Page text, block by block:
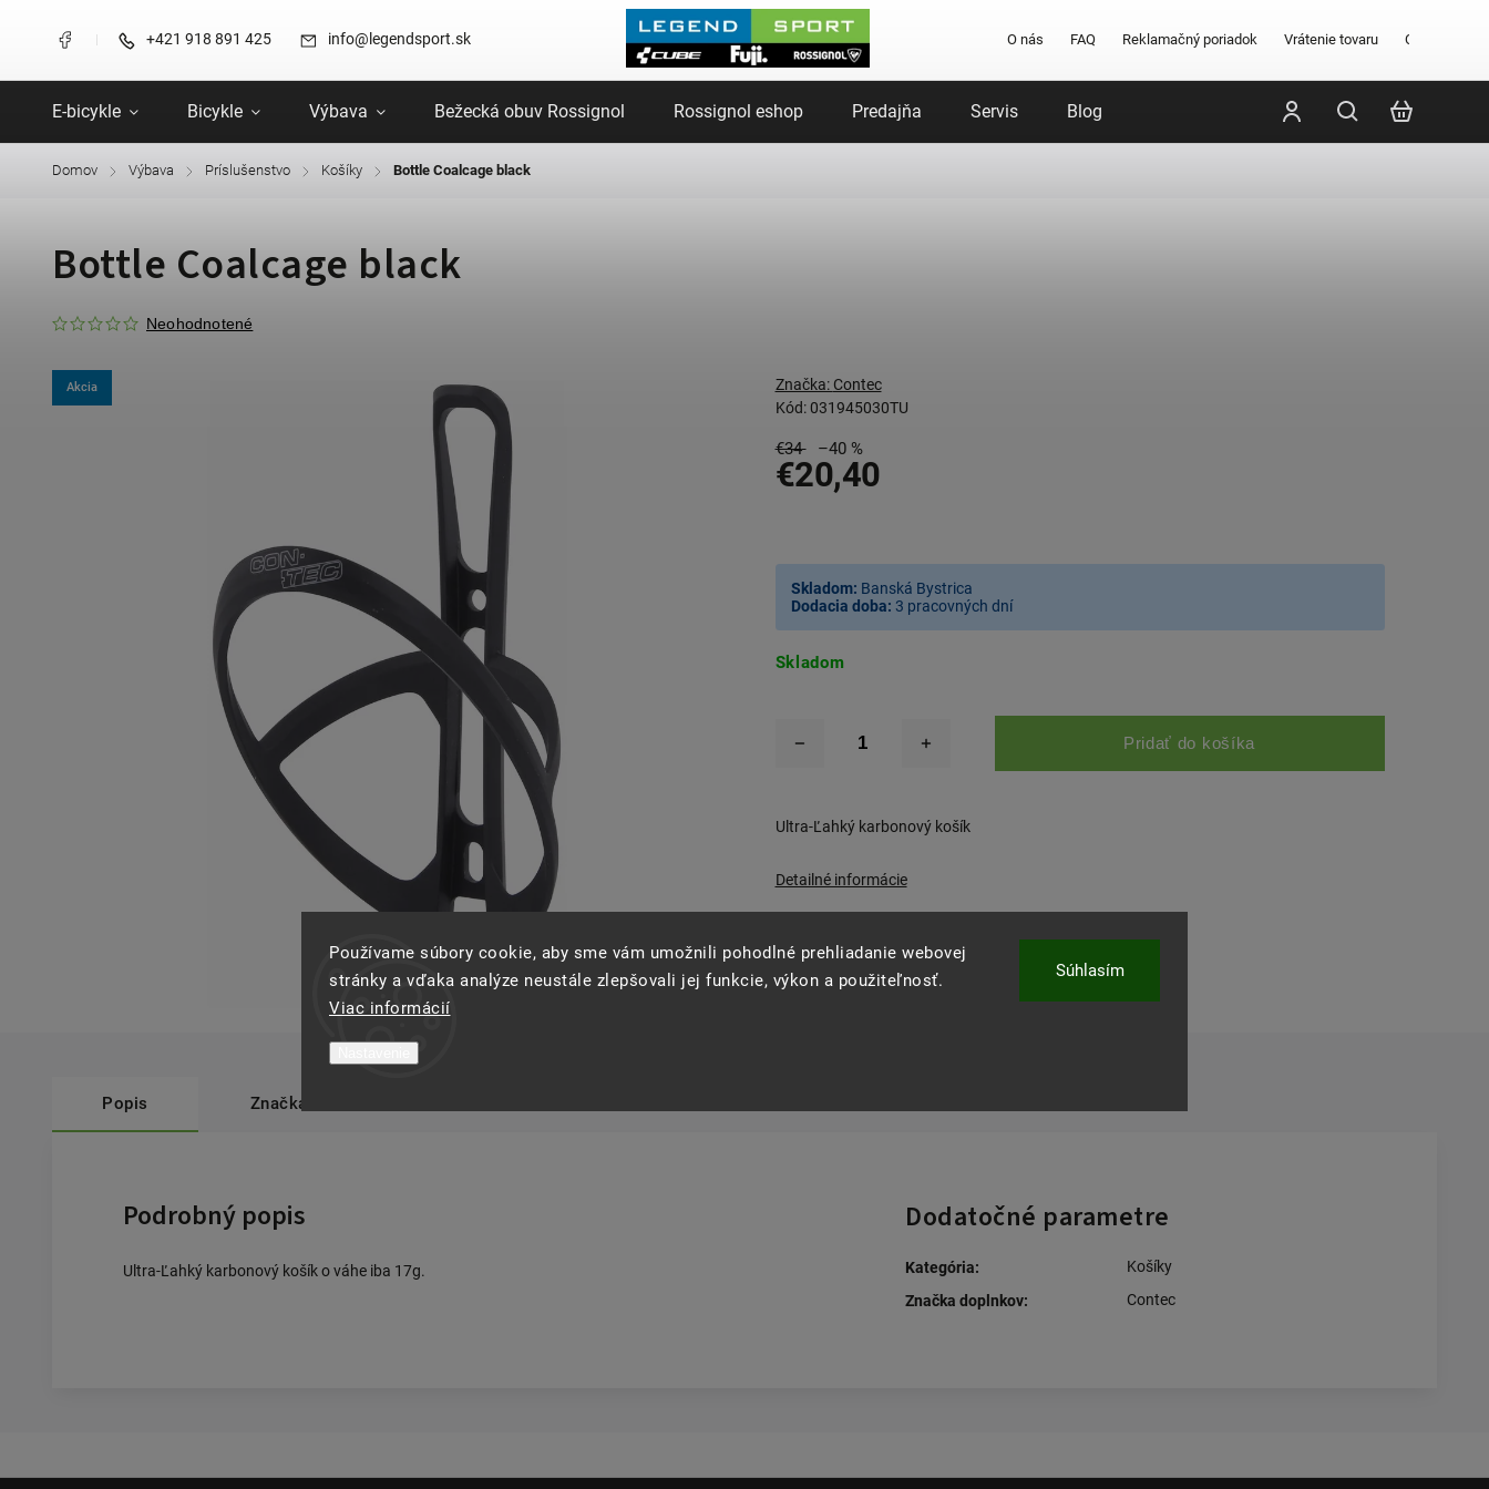
Používame súbory cookie, aby sme vám umožnili pohodlné prehliadanie webovej
stránky a vďaka analýze neustále zlepšovali jej funkcie, výkon a použiteľnosť.
Viac informácií
Súhlasím
+421 918 891 425 info@legendsport.sk O nás FAQ Reklamačný poriadok Vrátenie tovaru Obchodné
E-bicykle Bicykle Výbava Bežecká obuv Rossignol Rossignol eshop Predajňa Servis Blog Značky
Domov / Výbava / Príslušenstvo / Košíky / Bottle Coalcage black
Bottle Coalcage black
Neohodnotené
Akcia
–40 %
Kód: 031945030TU
Značka: Contec
€34 –40 %
€20,40
Skladom
Skladom: Banská Bystrica
Dodacia doba: 3 pracovných dní
Pridať do košíka
Ultra-Ľahký karbonový košík
Detailné informácie
Popis Značka
Podrobný popis
Ultra-Ľahký karbonový košík o váhe iba 17g.
Dodatočné parametre
Kategória:
Košíky
Značka doplnkov: Contec